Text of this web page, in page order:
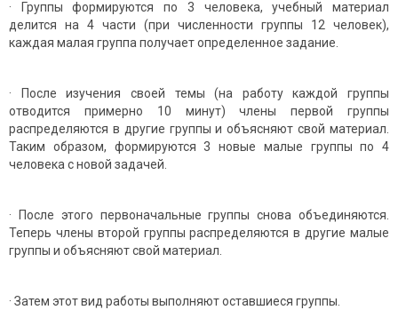
· Группы формируются по 3 человека, учебный материал
делится на 4 части (при численности группы 12 человек),
каждая малая группа получает определенное задание.
· После изучения своей темы (на работу каждой группы
отводится примерно 10 минут) члены первой группы
распределяются в другие группы и объясняют свой материал.
Таким образом, формируются 3 новые малые группы по 4
человека с новой задачей.
· После этого первоначальные группы снова объединяются.
Теперь члены второй группы распределяются в другие малые
группы и объясняют свой материал.
· Затем этот вид работы выполняют оставшиеся группы.